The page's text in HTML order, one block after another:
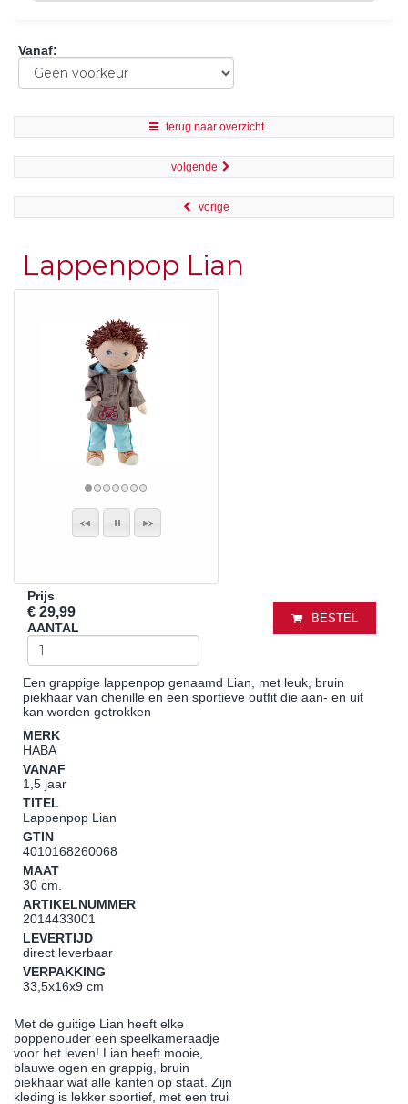
Vanaf:
terug naar overzicht
volgende
vorige
Lappenpop Lian
Prijs
€ 29,99
AANTAL
BESTEL
Een grappige lappenpop genaamd Lian, met leuk, bruin
piekhaar van chenille en een sportieve outfit die aan- en uit
kan worden getrokken
MERK
HABA
VANAF
1,5 jaar
TITEL
Lappenpop Lian
GTIN
4010168260068
MAAT
30 cm.
ARTIKELNUMMER
2014433001
LEVERTIJD
direct leverbaar
VERPAKKING
33,5x16x9 cm
Met de guitige Lian heeft elke
poppenouder een speelkameraadje
voor het leven! Lian heeft mooie,
blauwe ogen en grappig, bruin
piekhaar wat alle kanten op staat. Zijn
kleding is lekker sportief, met een trui